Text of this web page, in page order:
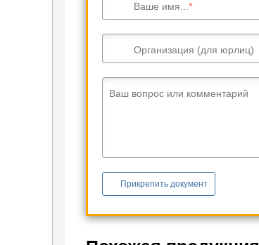
Ваше имя...
Организация (для юрлиц)
Ваш вопрос или комментарий
Прикрепить документ